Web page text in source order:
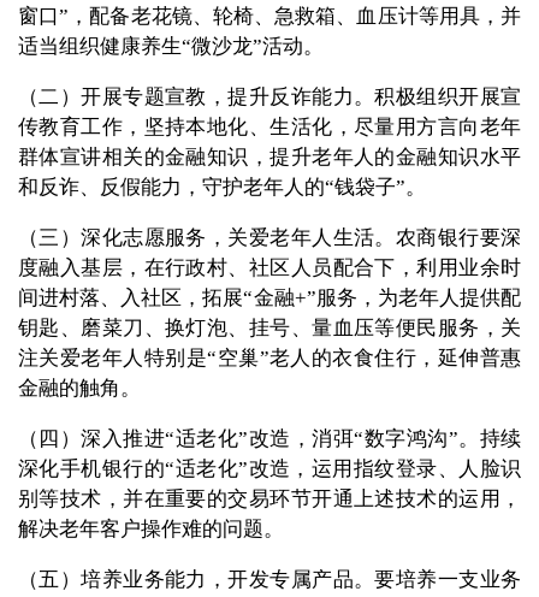
窗口”，配备老花镜、轮椅、急救箱、血压计等用具，并
适当组织健康养生“微沙龙”活动。
（二）开展专题宣教，提升反诈能力。积极组织开展宣
传教育工作，坚持本地化、生活化，尽量用方言向老年
群体宣讲相关的金融知识，提升老年人的金融知识水平
和反诈、反假能力，守护老年人的“钱袋子”。
（三）深化志愿服务，关爱老年人生活。农商银行要深
度融入基层，在行政村、社区人员配合下，利用业余时
间进村落、入社区，拓展“金融+”服务，为老年人提供配
钥匙、磨菜刀、换灯泡、挂号、量血压等便民服务，关
注关爱老年人特别是“空巢”老人的衣食住行，延伸普惠
金融的触角。
（四）深入推进“适老化”改造，消弭“数字鸿沟”。持续
深化手机银行的“适老化”改造，运用指纹登录、人脸识
别等技术，并在重要的交易环节开通上述技术的运用，
解决老年客户操作难的问题。
（五）培养业务能力，开发专属产品。要培养一支业务